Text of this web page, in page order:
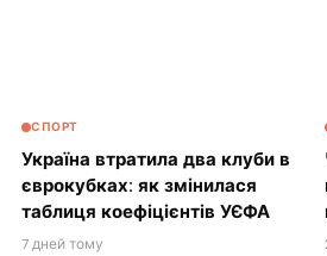
СПОРТ
Україна втратила два клуби в
єврокубках: як змінилася
таблиця коефіцієнтів УЄФА
7 дней тому